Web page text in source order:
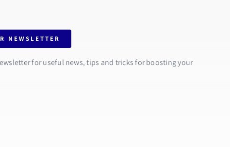
NEWSLETTER
for useful news, tips and tricks for boosting your